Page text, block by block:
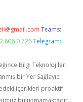
Teams:
606 0 726 Telegram:
Bilgi Teknolojileri
bir Yer Sağlayıcı
içerikleri proaktif
bulunmamaktadır.